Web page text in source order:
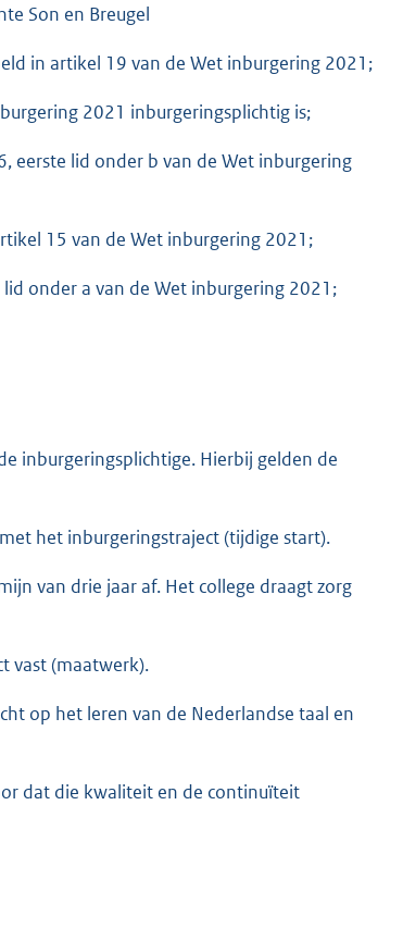
Son en Breugel
in artikel 19 van de Wet inburgering 2021;
2021 inburgeringsplichtig is;
eerste lid onder b van de Wet inburgering
15 van de Wet inburgering 2021;
onder a van de Wet inburgering 2021;
inburgeringsplichtige. Hierbij gelden de
het inburgeringstraject (tijdige start).
van drie jaar af. Het college draagt zorg
vast (maatwerk).
op het leren van de Nederlandse taal en
dat die kwaliteit en de continuïteit